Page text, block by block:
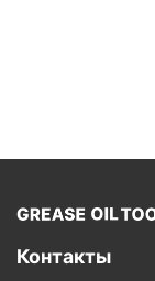
Контакты